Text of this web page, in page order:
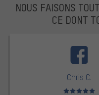
NOUS FAISONS
CE DONT
Chris C.
Note moyenne